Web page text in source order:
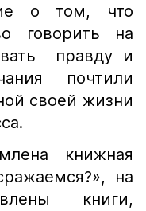
о том, что
говорить на
правду и
почтили
своей жизни
книжная
на
книги,